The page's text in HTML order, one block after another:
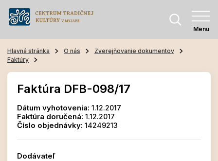
Menu
Hlavná stránka O nás
Zverejňovanie dokumentov
Faktúry
Faktúra DFB-098/17
Dátum vyhotovenia: 1.12.2017
Faktúra doručená: 1.12.2017
Číslo objednávky: 14249213
Dodávateľ